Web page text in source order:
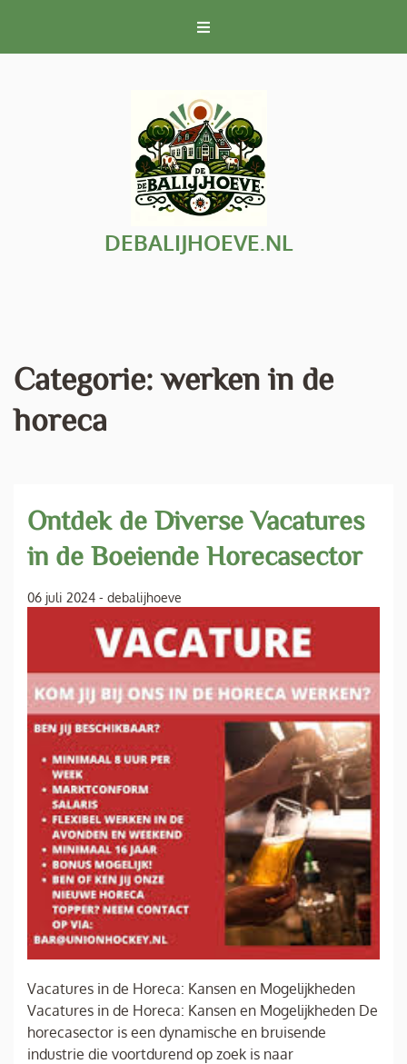
inhoud
DEBALIJHOEVE.NL
Categorie:werken in de
horeca
Ontdek de Diverse Vacatures
in de Boeiende Horecasector
06 juli 2024 - debalijhoeve
Vacatures in de Horeca: Kansen en Mogelijkheden
Vacatures in de Horeca: Kansen en Mogelijkheden De
horecasector is een dynamische en bruisende
industrie die voortdurend op zoek is naar